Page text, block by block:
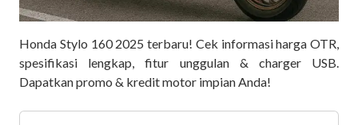
Honda Stylo 160 2025 terbaru! Cek informasi harga OTR,
spesifikasi lengkap, fitur unggulan & charger USB.
Dapatkan promo & kredit motor impian Anda!